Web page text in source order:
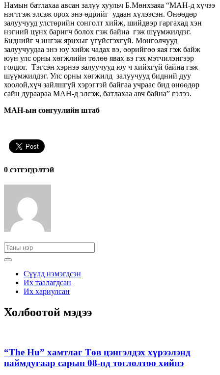
Намын батлахаа авсан залуу хуульч Б.Мөнхзаяа “МАН-д хүчээ
нэгтгэж элсэж орох энэ өдрийг удаан хүлээсэн. Өнөөдөр
залуучууд улстөрийн сонголт хийж, шийдвэр гаргахад хэн
нэгний цүнх баригч болох гэж байна гэж шүүмжилдэг.
Биднийг ч ингэж ярихыг үгүйсгэхгүй. Монголчууд
залуучуудаа энэ юу хийж чадах вэ, өөрийгөө яая гэж байж
юун улс орны хөгжлийн төлөө явах вэ гэх мэтчилэнгээр
голдог. Тэгсэн хэрнээ залуучууд юу ч хийхгүй байна гэж
шүүмжилдэг. Улс орны хөгжилд залуучууд бидний дуу
хоолой,хүч зайлшгүй хэрэгтэй байгаа учраас бид өнөөдөр
сайн дураараа МАН-д элсэж, батлахаа авч байна” гэлээ.
МАН-ын сонгуулийн штаб
0 cэтгэгдэлтэй
Сүүлд нэмэгдсэн
Их таалагдсан
Их хариулсан
Холбоотой мэдээ
“The Hu” хамтлаг Төв цэнгэлдэх хүрээлэнд
наймдугаар сарын 08-нд тоглолтоо хийнэ